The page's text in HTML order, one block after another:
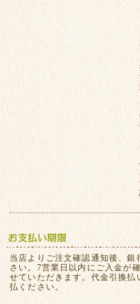
当店よりご注文確認通知後、
さい。7営業日以内にご入金が
せていただきます。代金引換
払ください。